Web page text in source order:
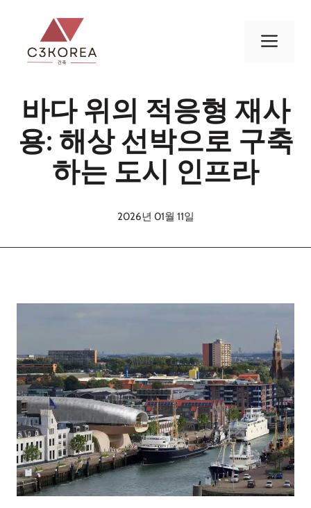
메
바다 위의 적응형 재사
용: 해상 선박으로 구축
하는 도시 인프라
2026년 01월 11일